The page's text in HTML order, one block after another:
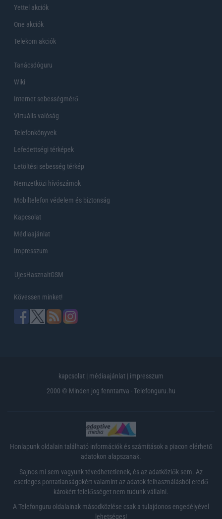
Yettel akciók
One akciók
Telekom akciók
Tanácsdóguru
Wiki
Internet sebességmérő
Virtuális valóság
Telefonkönyvek
Lefedettségi térképek
Letöltési sebesség térkép
Nemzetközi hívószámok
Mobiltelefon védelem és biztonság
Kapcsolat
Médiaajánlat
Impresszum
UjesHasznaltGSM
Kövessen minket!
kapcsolat | médiaajánlat | impresszum
2000 © Minden jog fenntartva - Telefonguru.hu
Honlapunk oldalain található információk és számítások a piacon elérhető
adatokon alapszanak.
Sajnos mi sem vagyunk tévedhetetlenek, és az adatközlők sem. Az
esetleges pontatlanságokért valamint az adatok felhasználásból eredő
károkért felelősséget nem tudunk vállalni.
A Telefonguru oldalainak másodközlése csak a tulajdonos engedélyével
lehetséges!